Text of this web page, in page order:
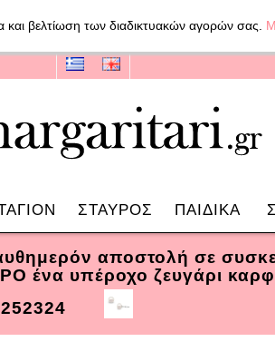
βελτίωση των διαδικτυακών αγορών σας.
ΣΤΑΥΡΟΣ ΠΑΙΔΙΚΑ
αποστολή σε
ένα υπέροχο ζευγάρι